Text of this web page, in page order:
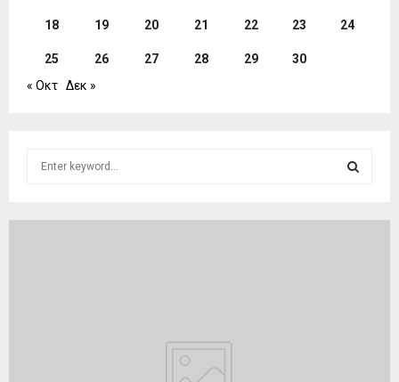
18 19 20 21 22 23 24
25 26 27 28 29
30
« Οκτ Δεκ »